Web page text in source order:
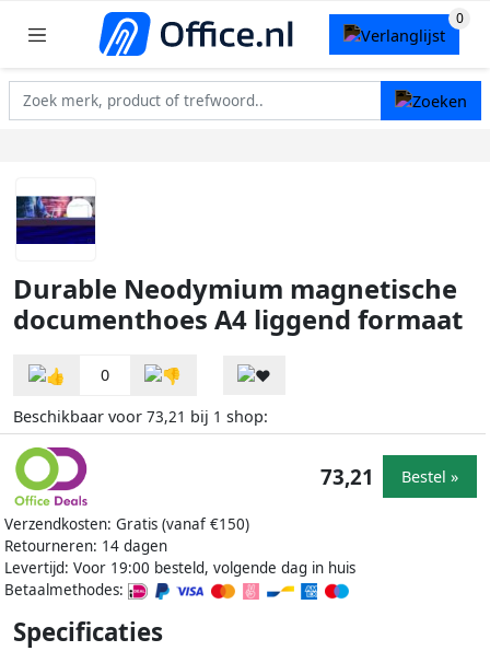
Durable Neodymium magnetische
documenthoes A4 liggend formaat
0
Beschikbaar voor 73,21 bij 1 shop:
Verzendkosten: Gratis (vanaf €150)
Retourneren: 14 dagen
Levertijd: Voor 19:00 besteld, volgende dag in huis
Betaalmethodes:
73,21 Bestel »
Specificaties